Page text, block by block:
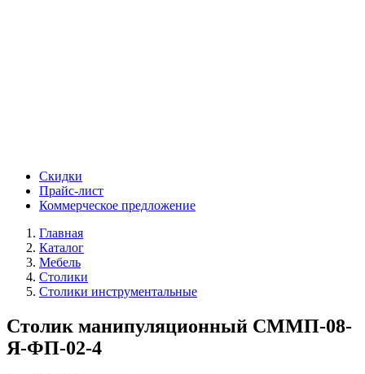
Скидки
Прайс-лист
Коммерческое предложение
Главная
Каталог
Мебель
Столики
Столики инструментальные
Столик манипуляционный СММП-08-
Я-ФП-02-4